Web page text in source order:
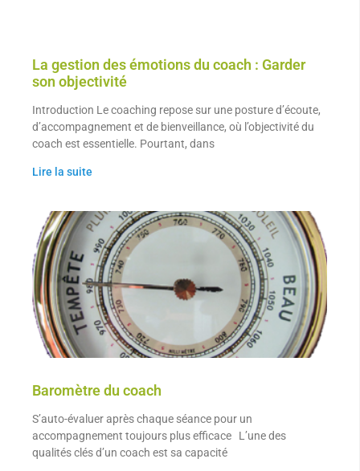
La gestion des émotions du coach : Garder
son objectivité
Introduction Le coaching repose sur une posture d’écoute,
d’accompagnement et de bienveillance, où l’objectivité du
coach est essentielle. Pourtant, dans
Lire la suite
Baromètre du coach
S’auto-évaluer après chaque séance pour un
accompagnement toujours plus efficace L’une des
qualités clés d’un coach est sa capacité